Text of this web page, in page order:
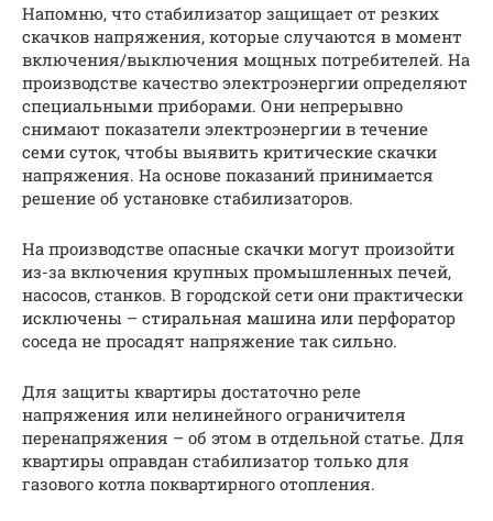
Напомню, что стабилизатор защищает от резких
скачков напряжения, которые случаются в момент
включения/выключения мощных потребителей. На
производстве качество электроэнергии определяют
специальными приборами. Они непрерывно
снимают показатели электроэнергии в течение
семи суток, чтобы выявить критические скачки
напряжения. На основе показаний принимается
решение об установке стабилизаторов.
На производстве опасные скачки могут произойти
из-за включения крупных промышленных печей,
насосов, станков. В городской сети они практически
исключены – стиральная машина или перфоратор
соседа не просадят напряжение так сильно.
Для защиты квартиры достаточно реле
напряжения или нелинейного ограничителя
перенапряжения – об этом в отдельной статье. Для
квартиры оправдан стабилизатор только для
газового котла поквартирного отопления.